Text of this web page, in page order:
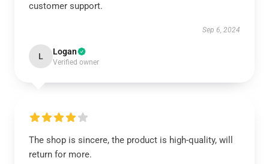
customer support.
Sep 6, 2024
L Logan
Verified owner
The shop is sincere, the product is high-quality, will
return for more.